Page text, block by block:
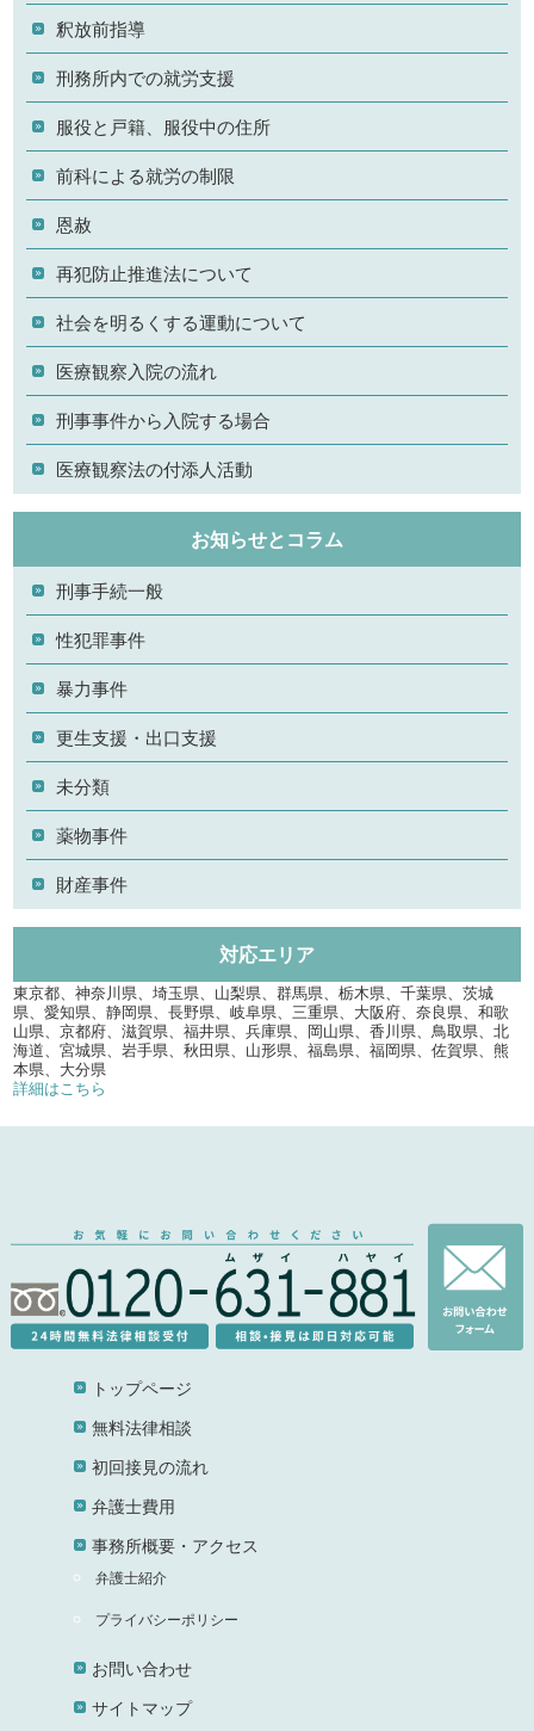
釈放前指導
刑務所内での就労支援
服役と戸籍、服役中の住所
前科による就労の制限
恩赦
再犯防止推進法について
社会を明るくする運動について
医療観察入院の流れ
刑事事件から入院する場合
医療観察法の付添人活動
お知らせとコラム
刑事手続一般
性犯罪事件
暴力事件
更生支援・出口支援
未分類
薬物事件
財産事件
対応エリア
東京都、神奈川県、埼玉県、山梨県、群馬県、栃木県、千葉県、茨城
県、愛知県、静岡県、長野県、岐阜県、三重県、大阪府、奈良県、和歌
山県、京都府、滋賀県、福井県、兵庫県、岡山県、香川県、鳥取県、北
海道、宮城県、岩手県、秋田県、山形県、福島県、福岡県、佐賀県、熊
本県、大分県
詳細はこちら
トップページ
無料法律相談
初回接見の流れ
弁護士費用
事務所概要・アクセス
弁護士紹介
プライバシーポリシー
お問い合わせ
サイトマップ